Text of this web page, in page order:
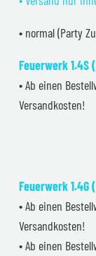
• normal (Party
Feuerwerk 1.4S
• Ab einen
Versandkosten!
Feuerwerk 1.4G
• Ab einen
Versandkosten!
• Ab einen